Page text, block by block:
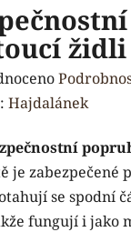
židli
Hajdalánek
je zabezpečené
se spodní
fungují i jako